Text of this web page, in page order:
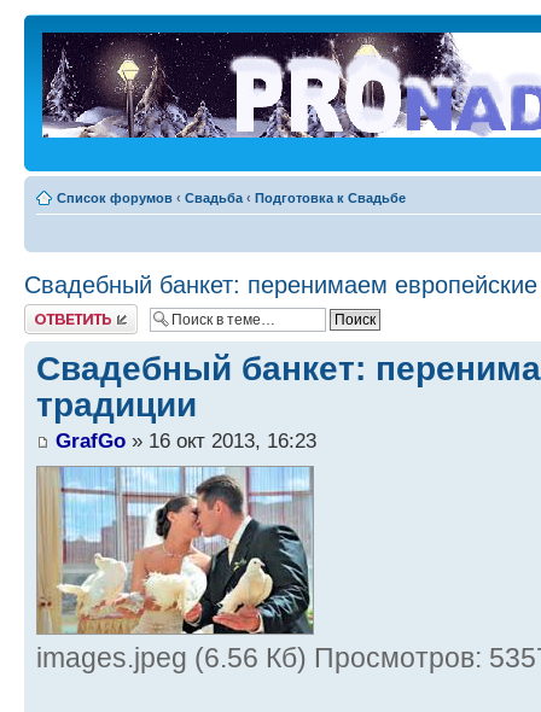
Список форумов ‹ Свадьба ‹ Подготовка к Свадьбе
Свадебный банкет: перенимаем
Ответить
Свадебный банкет:
традиции
GrafGo » 16 окт 2013, 16:23
images.jpeg (6.56 Кб) Просмотров: